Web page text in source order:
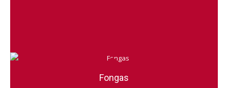
Fongas